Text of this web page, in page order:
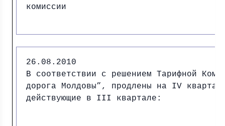
комиссии
26.08.2010
В соответствии с решением Тарифной
дорога Молдовы”, продлены на IV
действующие в III квартале: